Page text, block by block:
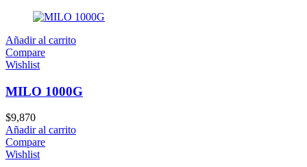
Añadir al carrito
Compare
Wishlist
MILO 1000G
$9,870
Añadir al carrito
Compare
Wishlist